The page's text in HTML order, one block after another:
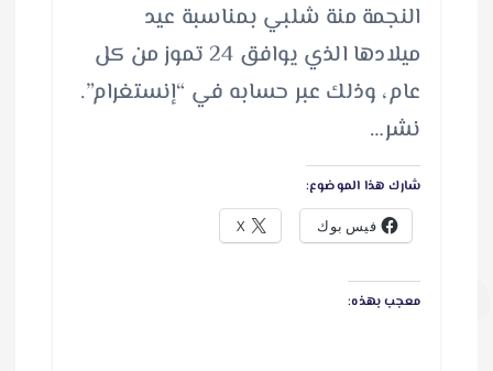
النجمة منة شلبي بمناسبة عيد
ميلادها الذي يوافق 24 تموز من كل
عام، وذلك عبر حسابه في “إنستغرام”.
نشر…
شارك هذا الموضوع:
فيس بوك X
معجب بهذه: